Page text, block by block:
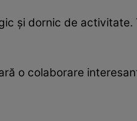
și dornic de
o colaborare